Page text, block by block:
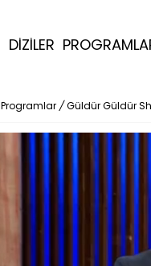
DİZİLER
Programlar / Güldür Güldür